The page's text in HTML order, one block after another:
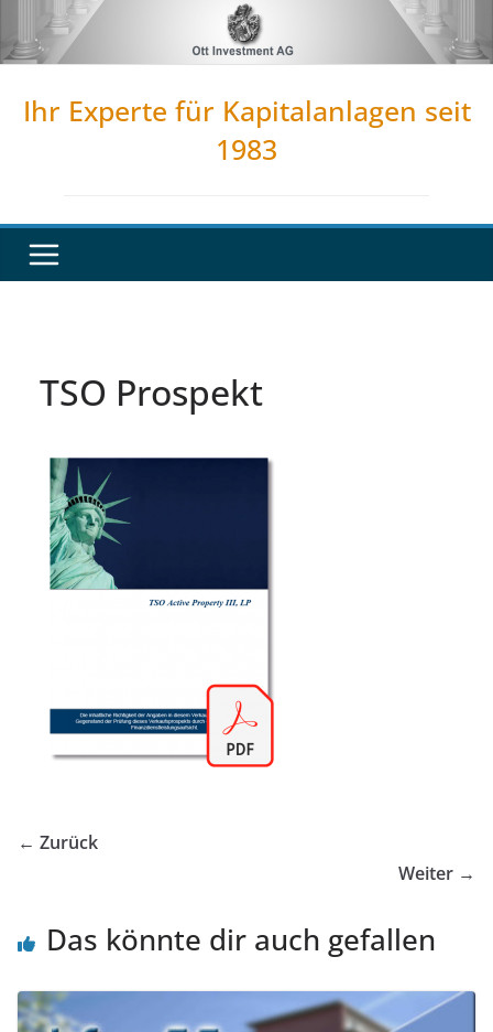
Inhalt
Ihr Experte für Kapitalanlagen seit
1983
TSO Prospekt
← Zurück
Weiter →
Das könnte dir auch gefallen